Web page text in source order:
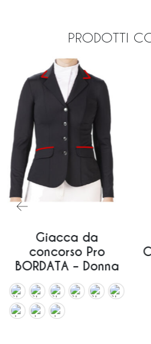
PRODOTTI
Giacca da
concorso Pro
BORDATA – Donna